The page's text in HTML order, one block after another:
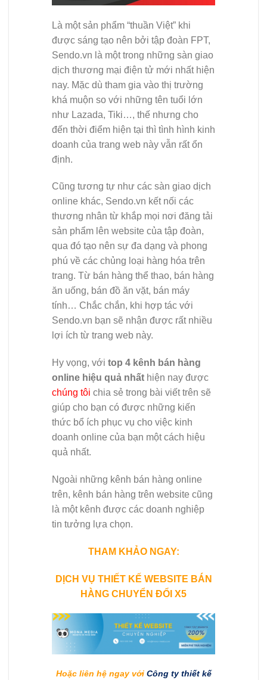
Là một sản phẩm “thuần Việt” khi
được sáng tạo nên bởi tập đoàn FPT,
Sendo.vn là một trong những sàn giao
dịch thương mại điện tử mới nhất hiện
nay. Mặc dù tham gia vào thị trường
khá muộn so với những tên tuổi lớn
như Lazada, Tiki…, thế nhưng cho
đến thời điểm hiện tại thì tình hình kinh
doanh của trang web này vẫn rất ổn
định.
Cũng tương tự như các sàn giao dịch
online khác, Sendo.vn kết nối các
thương nhân từ khắp mọi nơi đăng tải
sản phẩm lên website của tập đoàn,
qua đó tạo nên sự đa dạng và phong
phú về các chủng loại hàng hóa trên
trang. Từ bán hàng thể thao, bán hàng
ăn uống, bán đồ ăn vặt, bán máy
tính… Chắc chắn, khi hợp tác với
Sendo.vn bạn sẽ nhận được rất nhiều
lợi ích từ trang web này.
Hy vọng, với top 4 kênh bán hàng
online hiệu quả nhất hiện nay được
chúng tôi chia sẻ trong bài viết trên sẽ
giúp cho bạn có được những kiến
thức bổ ích phục vụ cho việc kinh
doanh online của bạn một cách hiệu
quả nhất.
Ngoài những kênh bán hàng online
trên, kênh bán hàng trên website cũng
là một kênh được các doanh nghiệp
tin tưởng lựa chọn.
THAM KHẢO NGAY:
DỊCH VỤ THIẾT KẾ WEBSITE BÁN
HÀNG CHUYỂN ĐỔI X5
Hoặc liên hệ ngay với Công ty thiết kế